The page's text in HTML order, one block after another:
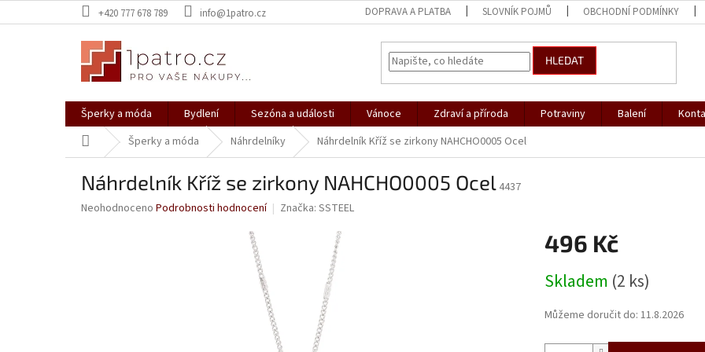
na
+420 777 678 789 info@1patro.cz DOPRAVA A PLATBA SLOVNÍK POJMŮ OBCHODNÍ PODMÍNKY
HLEDAT
Šperky a móda Bydlení Sezóna a události Vánoce Zdraví a příroda Potraviny Balení
Domů Šperky a móda Náhrdelníky Náhrdelník Kříž se zirkony NAHCHO0005 Ocel
Náhrdelník Kříž se zirkony NAHCHO0005 Ocel 4437
Průměrné
Neohodnoceno Podrobnosti hodnocení Značka: SSTEEL
496 Kč
cena:
Skladem (2 ks)
Můžeme doručit do: 11.8.2026